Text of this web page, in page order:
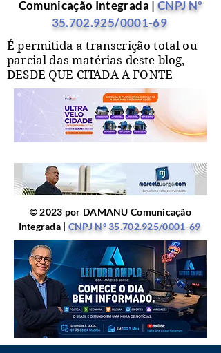
Comunicação Integrada | CNPJ Nº
35.702.925/0001-69
É permitida a transcrição total ou
parcial das matérias deste blog,
DESDE QUE CITADA A FONTE
© 2023 por DAMANU Comunicação
Integrada | CNPJ Nº35.702.925/0001-69